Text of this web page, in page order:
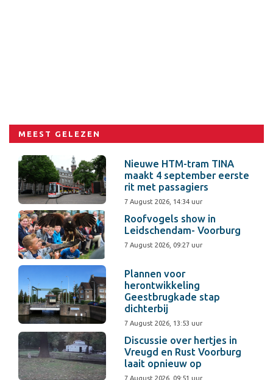
MEEST GELEZEN
Nieuwe HTM-tram TINA
maakt 4 september eerste
rit met passagiers
7 August 2026, 14:34 uur
Roofvogels show in
Leidschendam- Voorburg
7 August 2026, 09:27 uur
Plannen voor
herontwikkeling
Geestbrugkade stap
dichterbij
7 August 2026, 13:53 uur
Discussie over hertjes in
Vreugd en Rust Voorburg
laait opnieuw op
7 August 2026, 09:51 uur